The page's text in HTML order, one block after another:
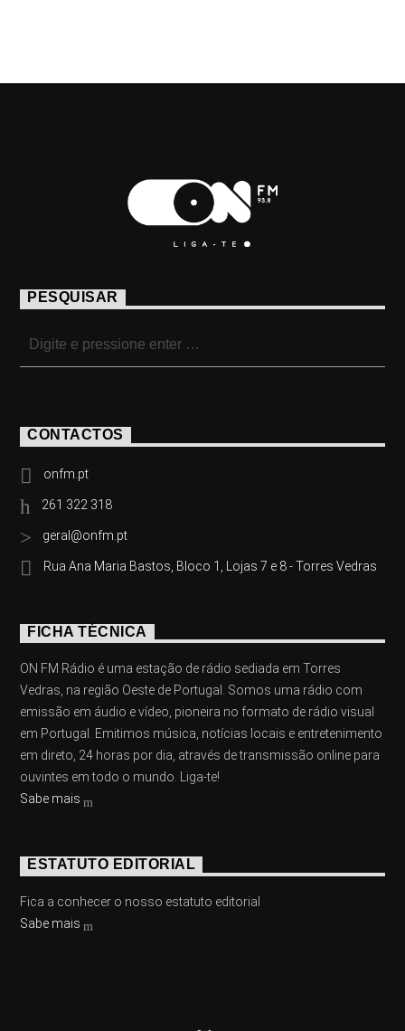
PESQUISAR
CONTACTOS
onfm.pt
261 322 318
geral@onfm.pt
Rua Ana Maria Bastos, Bloco 1, Lojas 7 e 8 - Torres Vedras
FICHA TÉCNICA
ON FM Rádio é uma estação de rádio sediada em Torres
Vedras, na região Oeste de Portugal. Somos uma rádio com
emissão em áudio e vídeo, pioneira no formato de rádio visual
em Portugal. Emitimos música, notícias locais e entretenimento
em direto, 24 horas por dia, através de transmissão online para
ouvintes em todo o mundo. Liga-te!
Sabe mais
ESTATUTO EDITORIAL
Fica a conhecer o nosso estatuto editorial
Sabe mais